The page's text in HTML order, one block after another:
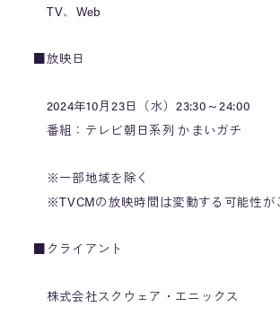
TV、Web
■放映日
2024年10月23日（水）23:30～24:00
番組：テレビ朝日系列 かまいガチ
※一部地域を除く
※TVCMの放映時間は変動する可能性が
■クライアント
株式会社スクウェア・エニックス